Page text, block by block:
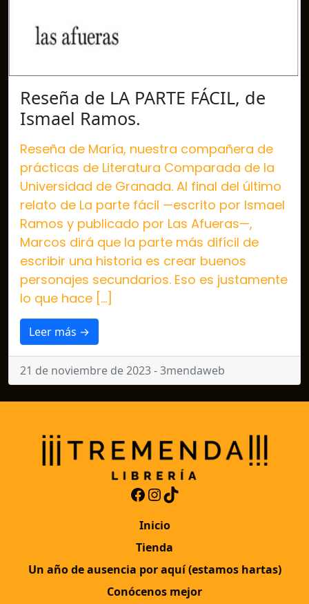
Reseña de LA PARTE FÁCIL, de
Ismael Ramos.
Reseña de María, nuestra compañera de
prácticas de Literatura Comparada de la
Universidad de Granada. Al final del último
relato de La parte fácil —escrito por Ismael
Ramos y publicado por Las Afueras—,
Marcos dirá que la parte más difícil de
escribir una historia es crear buenos
personajes secundarios. Eso es justamente
lo que hace […]
Leer más →
21 de noviembre de 2023 - 3mendaweb
Facebook
Instagram
TikTok
Inicio
Tienda
Un año de ausencia por aquí (estamos hartas)
Conócenos mejor